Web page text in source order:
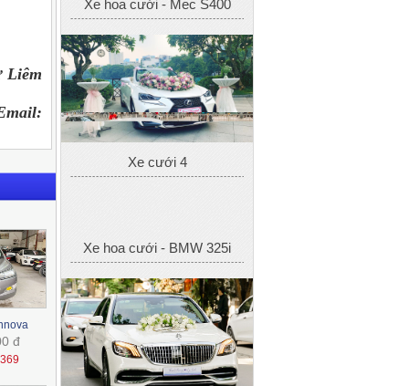
Liêm
đ
Xe hoa cưới - BMW 325i
Xe hoa cưới - Toyota Camry